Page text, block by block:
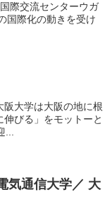
際交流センターウガ
国際化の動きを受け
大学は大阪の地に根
びる」をモットーと
気通信大学／ 大